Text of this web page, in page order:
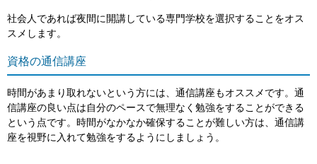
社会人であれば夜間に開講している専門学校を選択することをオス
スメします。
資格の通信講座
時間があまり取れないという方には、通信講座もオススメです。通
信講座の良い点は自分のペースで無理なく勉強をすることができる
という点です。時間がなかなか確保することが難しい方は、通信講
座を視野に入れて勉強をするようにしましょう。